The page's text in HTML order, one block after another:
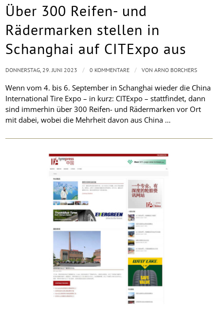
Über 300 Reifen- und
Rädermarken stellen in
Schanghai auf CITExpo aus
Wenn vom 4. bis 6. September in Schanghai wieder die China
International Tire Expo – in kurz: CITExpo – stattfindet, dann
sind immerhin über 300 Reifen- und Rädermarken vor Ort
mit dabei, wobei die Mehrheit davon aus China …
DONNERSTAG, 29. JUNI 2023 / 0 KOMMENTARE / VONARNO BORCHERS